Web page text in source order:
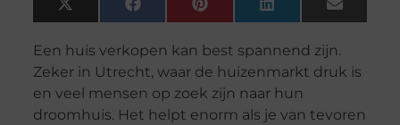
X
(Twitter)
FacebookPinterestLinkedInEmail
Een huis verkopen kan best spannend zijn.
Zeker in Utrecht, waar de huizenmarkt druk is
en veel mensen op zoek zijn naar hun
droomhuis. Het helpt enorm als je van tevoren